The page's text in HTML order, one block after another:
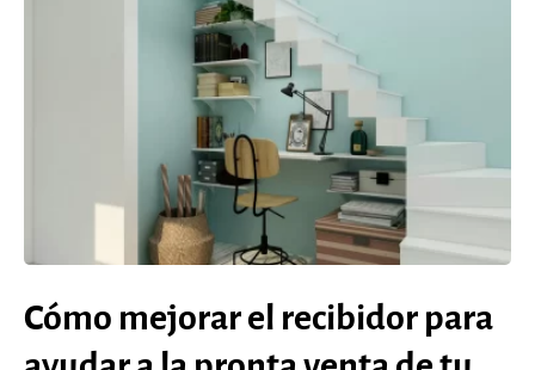
Cómo mejorar el recibidor para